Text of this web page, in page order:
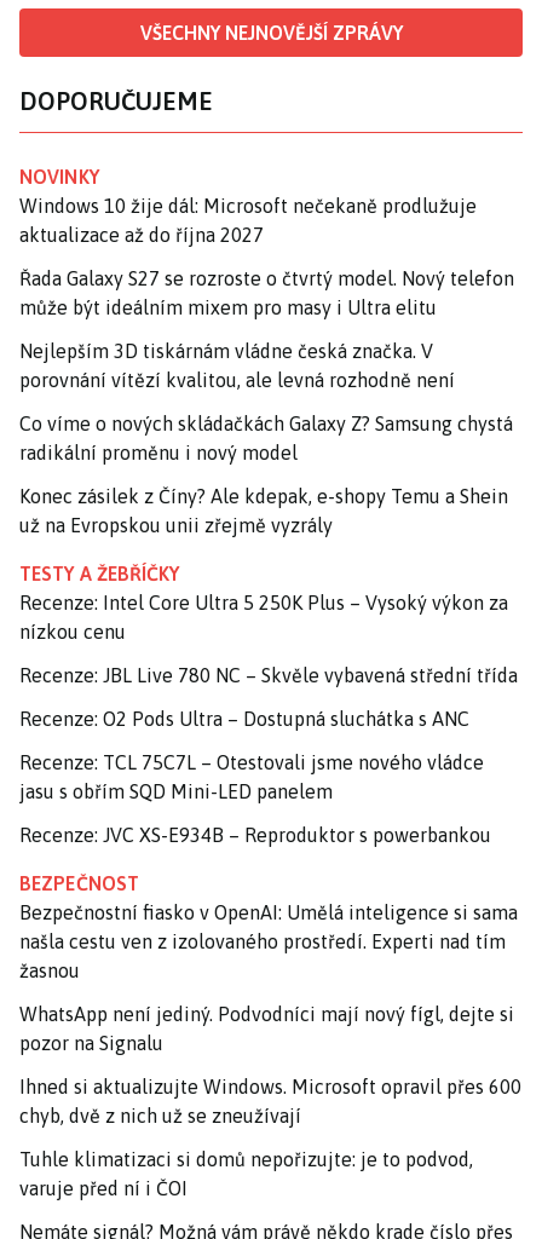
VŠECHNY NEJNOVĚJŠÍ ZPRÁVY
DOPORUČUJEME
NOVINKY
Windows 10 žije dál: Microsoft nečekaně prodlužuje
aktualizace až do října 2027
Řada Galaxy S27 se rozroste o čtvrtý model. Nový telefon
může být ideálním mixem pro masy i Ultra elitu
Nejlepším 3D tiskárnám vládne česká značka. V
porovnání vítězí kvalitou, ale levná rozhodně není
Co víme o nových skládačkách Galaxy Z? Samsung chystá
radikální proměnu i nový model
Konec zásilek z Číny? Ale kdepak, e-shopy Temu a Shein
už na Evropskou unii zřejmě vyzrály
TESTY A ŽEBŘÍČKY
Recenze: Intel Core Ultra 5 250K Plus – Vysoký výkon za
nízkou cenu
Recenze: JBL Live 780 NC – Skvěle vybavená střední třída
Recenze: O2 Pods Ultra – Dostupná sluchátka s ANC
Recenze: TCL 75C7L – Otestovali jsme nového vládce
jasu s obřím SQD Mini-LED panelem
Recenze: JVC XS-E934B – Reproduktor s powerbankou
BEZPEČNOST
Bezpečnostní fiasko v OpenAI: Umělá inteligence si sama
našla cestu ven z izolovaného prostředí. Experti nad tím
žasnou
WhatsApp není jediný. Podvodníci mají nový fígl, dejte si
pozor na Signalu
Ihned si aktualizujte Windows. Microsoft opravil přes 600
chyb, dvě z nich už se zneužívají
Tuhle klimatizaci si domů nepořizujte: je to podvod,
varuje před ní i ČOI
Nemáte signál? Možná vám právě někdo krade číslo přes